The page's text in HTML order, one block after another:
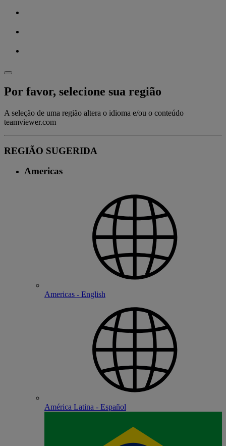
Por favor, selecione sua região
A seleção de uma região altera o idioma e/ou o conteúdo
teamviewer.com
REGIÃO SUGERIDA
Americas
Americas - English
América Latina - Español